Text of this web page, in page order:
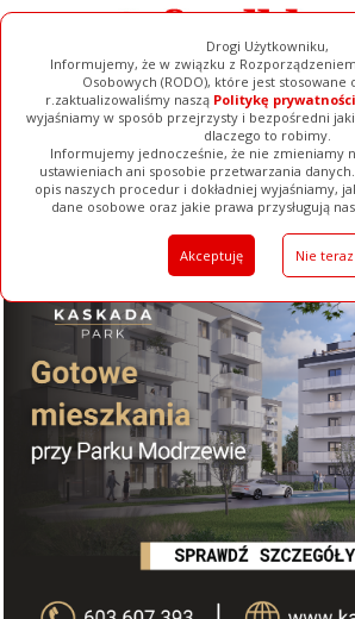
Drogi Użytkowniku,
Informujemy, że w związku z
Osobowych (RODO), które jest stosowane
r.zaktualizowaliśmy naszą Politykę prywatności
wyjaśniamy w sposób przejrzysty i bezpośredni
dlaczego to robimy.
Informujemy jednocześnie, że nie zmieniamy
ustawieniach ani sposobie przetwarzania
opis naszych procedur i dokładniej wyjaśniamy,
dane osobowe oraz jakie prawa przysługują
Akceptuję Nie teraz
Ogłoszenia Filmy Galerie